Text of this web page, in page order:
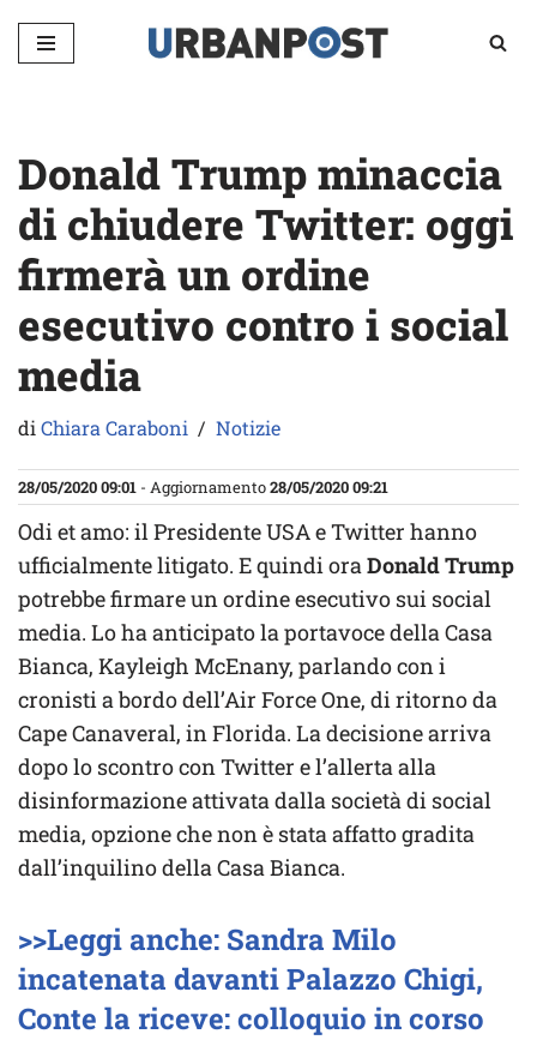
Vai
Donald Trump minaccia
di chiudere Twitter: oggi
firmerà un ordine
esecutivo contro i social
media
diChiara Caraboni Notizie
28/05/2020 09:01 - Aggiornamento28/05/2020 09:21
Odi et amo: il Presidente USA e Twitter hanno
ufficialmente litigato. E quindi oraDonald Trump
potrebbe firmare un ordine esecutivo sui social
media. Lo ha anticipato la portavoce della Casa
Bianca, Kayleigh McEnany, parlando con i
cronisti a bordo dell’Air Force One, di ritorno da
Cape Canaveral, in Florida. La decisione arriva
dopo lo scontro con Twitter e l’allerta alla
disinformazione attivata dalla società di social
media, opzione che non è stata affatto gradita
dall’inquilino della Casa Bianca.
>>Leggi anche: Sandra Milo
incatenata davanti Palazzo Chigi,
Conte la riceve: colloquio in corso